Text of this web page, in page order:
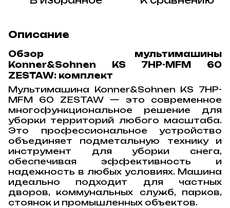
Описание
Обзор мультимашины
Konner&Sohnen KS 7HP-MFM 60
ZESTAW: комплект
Мультимашина Konner&Sohnen KS 7HP-
MFM 60 ZESTAW — это современное
многофункциональное решение для
уборки территорий любого масштаба.
Это профессиональное устройство
объединяет подметальную технику и
инструмент для уборки снега,
обеспечивая эффективность и
надежность в любых условиях. Машина
идеально подходит для частных
дворов, коммунальных служб, парков,
стоянок и промышленных объектов.